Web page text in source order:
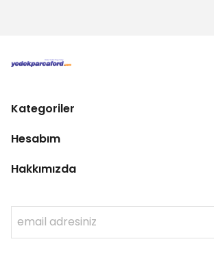
Kategoriler
Hesabım
Hakkımızda